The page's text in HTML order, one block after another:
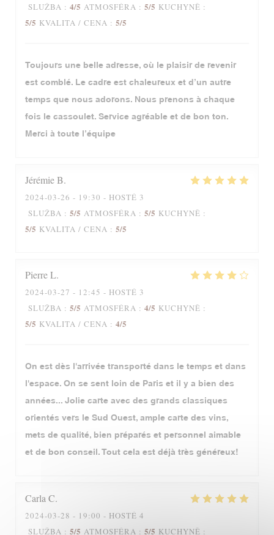
SLUŽBA : 4/5 ATMOSFÉRA : 5/5 KUCHYNĚ :
5/5 KVALITA / CENA : 5/5
Toujours une belle adresse, où le plaisir de revenir
est comblé. Le cadre est chaleureux et d’un autre
temps que nous adorons. Nous prenons à chaque
fois le cassoulet. Service agréable et de bon ton.
Merci à toute l’équipe
JérémieB
2024-03-26 - 19:30 - HOSTÉ 3
SLUŽBA : 5/5 ATMOSFÉRA : 5/5 KUCHYNĚ :
5/5 KVALITA / CENA : 5/5
PierreL
2024-03-27 - 12:45 - HOSTÉ 3
SLUŽBA : 5/5 ATMOSFÉRA : 4/5 KUCHYNĚ :
5/5 KVALITA / CENA : 4/5
On est dès l'arrivée transporté dans le temps et dans
l'espace. On se sent loin de Paris et il y a bien des
années... Jolie carte avec des grands classiques
orientés vers le Sud Ouest, ample carte des vins,
mets de qualité, bien préparés et personnel aimable
et de bon conseil. Tout cela est déjà très généreux!
CarlaC
2024-03-28 - 19:00 - HOSTÉ 4
SLUŽBA : 5/5 ATMOSFÉRA : 5/5 KUCHYNĚ :